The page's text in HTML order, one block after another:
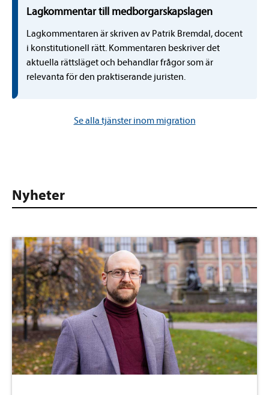
Lagkommentar till medborgarskapslagen
Lagkommentaren är skriven av Patrik Bremdal, docent
i konstitutionell rätt. Kommentaren beskriver det
aktuella rättsläget och behandlar frågor som är
relevanta för den praktiserande juristen.
Se alla tjänster inom migration
Nyheter